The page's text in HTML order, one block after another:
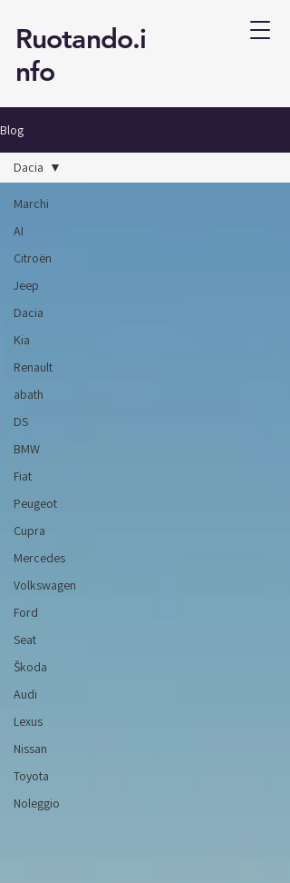
Ruotando.i
nfo
Blog
Marchi
AI
Citroën
Jeep
Dacia
Kia
Renault
abath
DS
BMW
Fiat
Peugeot
Cupra
Mercedes
Volkswagen
Ford
Seat
Škoda
Audi
Lexus
Nissan
Toyota
Noleggio
Dacia